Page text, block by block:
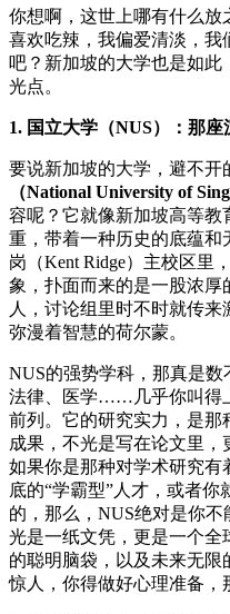
你想啊，这世上哪有什么放
喜欢吃辣，我偏爱清淡，
吧？新加坡的大学也是如此
光点。
1. 国立大学（NUS）：那
要说新加坡的大学，避不开
（National University of
容呢？它就像新加坡高等教
重，带着一种历史的底蕴
岗（Kent Ridge）主校区里
象，扑面而来的是一股浓厚
人，讨论组里时不时就传
弥漫着智慧的荷尔蒙。
NUS的强势学科，那真是数
法律、医学……几乎你叫得
前列。它的研究实力，是
成果，不光是写在论文里，
如果你是那种对学术研究有
底的“学霸型”人才，或者
的，那么，NUS绝对是你
光是一纸文凭，更是一个全
的聪明脑袋，以及未来无
惊人，你得做好心理准备，